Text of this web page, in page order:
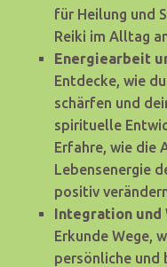
für Heilung und
Reiki im Alltag
Energiearbeit
Entdecke, wie
schärfen und
spirituelle
Erfahre, wie die
Lebensenergie
positiv
Integration und
Erkunde Wege,
persönliche und